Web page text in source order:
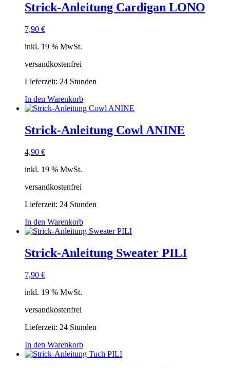
Strick-Anleitung Cardigan LONO
7,90 €
inkl. 19 % MwSt.
versandkostenfrei
Lieferzeit: 24 Stunden
In den Warenkorb
Strick-Anleitung Cowl ANINE
4,90 €
inkl. 19 % MwSt.
versandkostenfrei
Lieferzeit: 24 Stunden
In den Warenkorb
Strick-Anleitung Sweater PILI
7,90 €
inkl. 19 % MwSt.
versandkostenfrei
Lieferzeit: 24 Stunden
In den Warenkorb